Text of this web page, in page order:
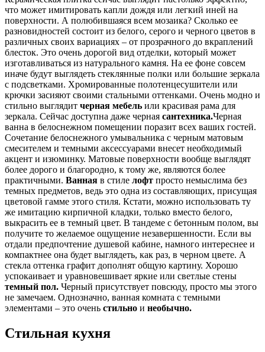
что может имитировать капли дождя или легкий иней на
поверхности. А полюбившаяся всем мозаика? Сколько ее
разновидностей состоит из белого, серого и черного цветов в
различных своих вариациях – от прозрачного до вкраплений
блесток. Это очень дорогой вид отделки, который может
изготавливаться из натурального камня. На ее фоне совсем
иначе будут выглядеть стеклянные полки или большие зеркала
с подсветками. Хромированные полотенцесушители или
крючки засияют своими стальными оттенками. Очень модно и
стильно выглядит черная мебель или красивая рама для
зеркала. Сейчас доступна даже черная сантехника.Черная
ванна в белоснежном помещении поразит всех ваших гостей.
Сочетание белоснежного умывальника с черным матовым
смесителем и темными аксессуарами внесет необходимый
акцент и изюминку. Матовые поверхности вообще выглядят
более дорого и благородно, к тому же, являются более
практичными. Ванная в стиле лофт просто немыслима без
темных предметов, ведь это одна из составляющих, присущая
цветовой гамме этого стиля. Кстати, можно использовать ту
же имитацию кирпичной кладки, только вместо белого,
выкрасить ее в темный цвет. В тандеме с бетонным полом, вы
получите то желаемое ощущение незавершенности. Если вы
отдали предпочтение душевой кабине, намного интереснее и
компактнее она будет выглядеть, как раз, в черном цвете. А
стекла оттенка графит дополнят общую картину. Хорошо
успокаивает и уравновешивает яркие или светлые стены
темный пол. Черный присутствует повсюду, просто мы этого
не замечаем. Однозначно, ванная комната с темными
элементами – это очень стильно и необычно.
Стильная кухня